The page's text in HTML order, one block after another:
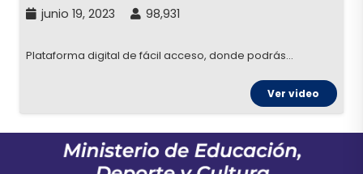
junio 19, 2023 98,931
Plataforma digital de fácil acceso, donde podrás…
Ver video